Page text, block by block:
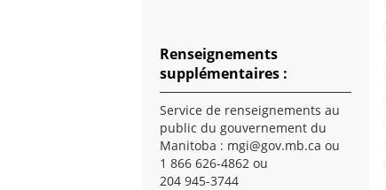
Renseignements
supplémentaires :
Service de renseignements au
public du gouvernement du
Manitoba : mgi@gov.mb.ca ou
1 866 626-4862 ou
204 945-3744